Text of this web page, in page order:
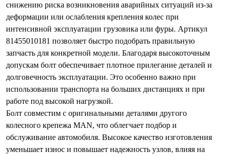
снижению риска возникновения аварийных ситуаций из-за
деформации или ослабления крепления колес при
интенсивной эксплуатации грузовика или фуры. Артикул
81455010181 позволяет быстро подобрать правильную
запчасть для конкретной модели. Благодаря высокоточным
допускам болт обеспечивает плотное прилегание деталей и
долговечность эксплуатации. Это особенно важно при
использовании транспорта на больших дистанциях и при
работе под высокой нагрузкой.
Болт совместим с оригинальными деталями другого
колесного крепежа MAN, что облегчает подбор и
обслуживание автомобиля. Высокое качество изготовления
уменьшает износ и повышает надежность узлов, влияя на